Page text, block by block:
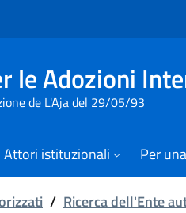
le Adozioni
de L'Aja del 29/05/93
Attori istituzionali Per
/ Ricerca dell'Ente